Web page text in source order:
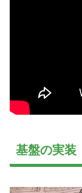
基盤の実装